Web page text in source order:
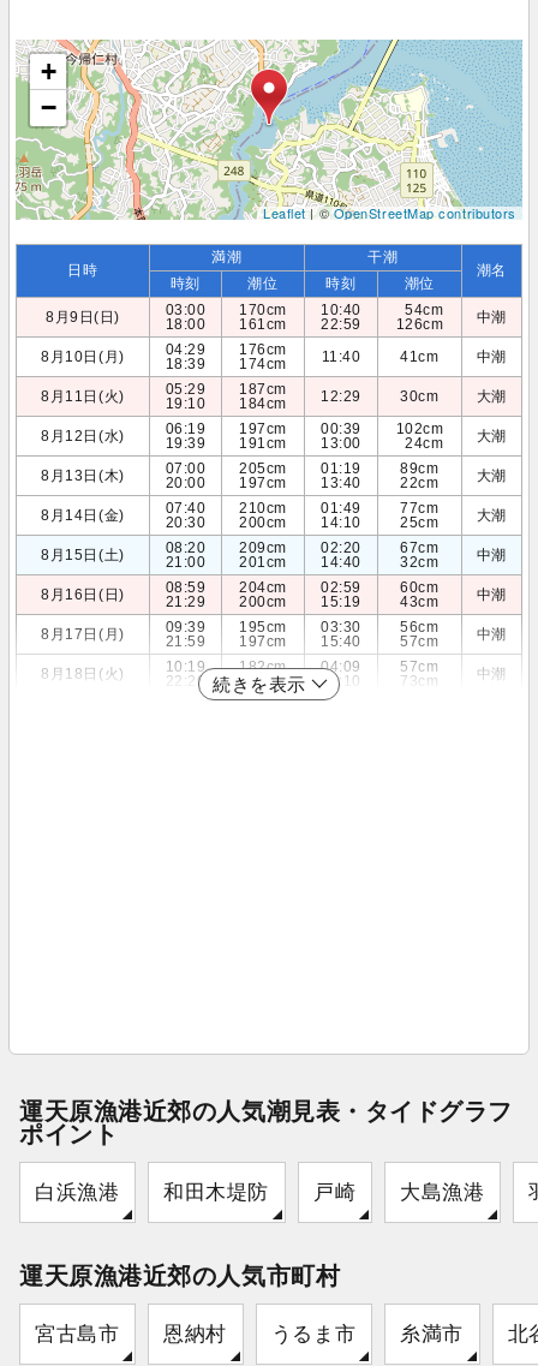
+
−
Leaflet| ©OpenStreetMap contributors
日時
満潮 干潮
潮名
時刻 潮位 時刻
潮位
8月9日(日)
03:00
18:00
170cm
161cm
10:40
22:59
54cm
126cm
中潮
8月10日(月)
04:29
18:39
176cm
174cm
11:40 41cm 中潮
8月11日(火)
05:29
19:10
187cm
184cm
12:29 30cm 大潮
8月12日(水)
06:19
19:39
197cm
191cm
00:39
13:00
102cm
24cm
大潮
8月13日(木)
07:00
20:00
205cm
197cm
01:19
13:40
89cm
22cm
大潮
8月14日(金)
07:40
20:30
210cm
200cm
01:49
14:10
77cm
25cm
大潮
8月15日(土)
08:20
21:00
209cm
201cm
02:20
14:40
67cm
32cm
中潮
8月16日(日)
08:59
21:29
204cm
200cm
02:59
15:19
60cm
43cm
中潮
8月17日(月)
09:39
21:59
195cm
197cm
03:30
15:40
56cm
57cm
中潮
8月18日(火)
10:19
22:20
182cm
193cm
04:09
16:10
57cm
73cm
中潮
続きを表示
運天原漁港近郊の人気潮見表・タイドグラフ
ポイント
白浜漁港 和田木堤防 戸崎 大島漁港
運天原漁港近郊の人気市町村
宮古島市 恩納村 うるま市 糸満市 北